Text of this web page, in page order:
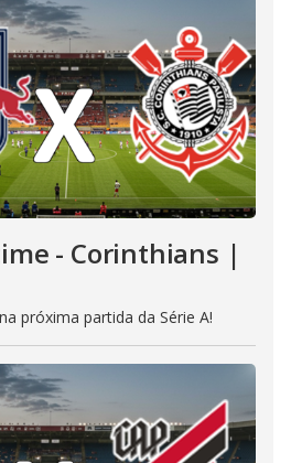
- Corinthians |
próxima partida da Série A!